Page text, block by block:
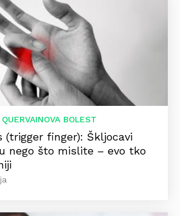
BOLEST
(trigger finger): Škljocavi
nego što mislite – evo tko